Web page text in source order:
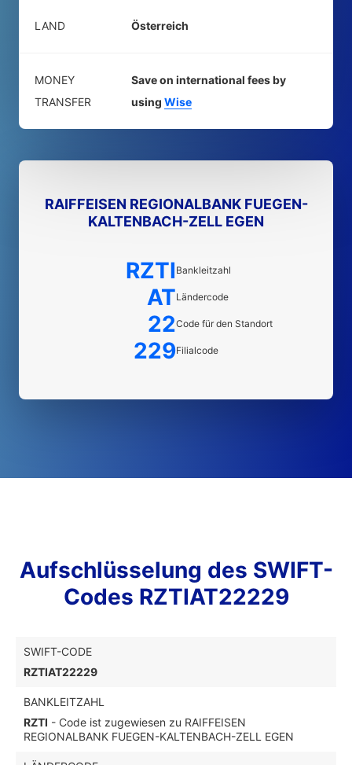
LAND Österreich
MONEY
TRANSFER
Save on international fees by
using Wise
RAIFFEISEN REGIONALBANK FUEGEN-
KALTENBACH-ZELL EGEN
RZTI Bankleitzahl
ATLändercode
22Code für den Standort
229Filialcode
Aufschlüsselung des SWIFT-
Codes RZTIAT22229
SWIFT-CODE
RZTIAT22229
BANKLEITZAHL
RZTI - Code ist zugewiesen zu RAIFFEISEN
REGIONALBANK FUEGEN-KALTENBACH-ZELL EGEN